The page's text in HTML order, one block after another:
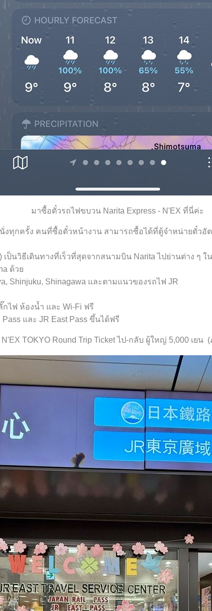
มาซื้อตั๋วรถไฟขบวน Narita Express - N'EX ที่นี่ค่ะ
งทุกครั้ง คนที่ซื้อตั๋วหน้างาน สามารถซื้อได้ที่ตู้จำหน่ายตั๋วอั
เป็นวิธีเดินทางที่เร็วที่สุดจากสนามบิน Narita ไปย่านต่าง ๆ ใ
ด้ว
Shinjuku, Shinagawa และตามแนวของรถไฟ JR
ไฟ ห้องน้ำ และ Wi-Fi ฟรี
และ JR East Pass ขึ้นได้ฟรี
TOKYO Round Trip Ticket ไป-กลับ ผู้ใหญ่ 5,000 เยน